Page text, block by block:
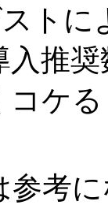
トに
入推
コケる
参考